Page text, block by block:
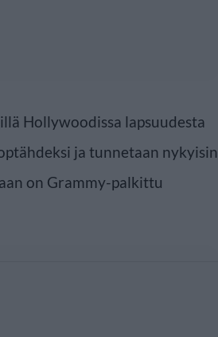
Hollywoodissa lapsuudesta
ja tunnetaan nykyisin
on Grammy-palkittu